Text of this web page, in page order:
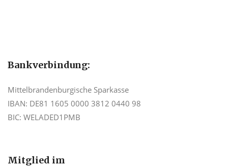
Bankverbindung:
Mittelbrandenburgische Sparkasse
IBAN: DE81 1605 0000 3812 0440 98
BIC: WELADED1PMB
Mitglied im